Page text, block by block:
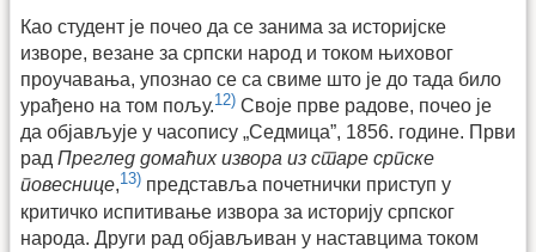
Као студент је почео да се занима за историјске
изворе, везане за српски народ и током њиховог
проучавања, упознао се са свиме што је до тада било
урађено на том пољу.12) Своје прве радове, почео је
да објављује у часопису „Седмица”, 1856. године. Први
рад Преглед домаћих извора из старе српске
повеснице,13) представља почетнички приступ у
критичко испитивање извора за историју српског
народа. Други рад објављиван у наставцима током